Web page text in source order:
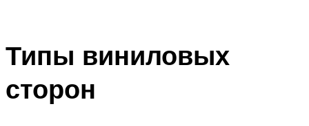
Типы виниловых
сторон